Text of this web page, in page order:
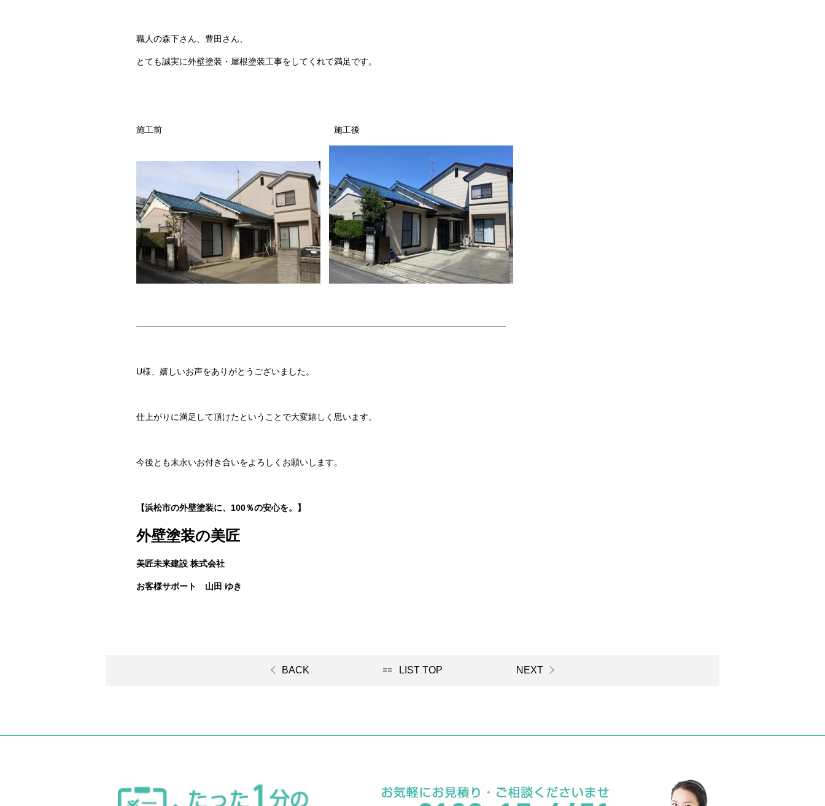
職人の森下さん、豊田さん、
とても誠実に外壁塗装・屋根塗装工事をしてくれて満足です。
施工前 施工後
———————————————————————————————————————————
U様、嬉しいお声をありがとうございました。
仕上がりに満足して頂けたということで大変嬉しく思います。
今後とも末永いお付き合いをよろしくお願いします。
【浜松市の外壁塗装に、100％の安心を。】
外壁塗装の美匠
美匠未来建設 株式会社
お客様サポート 山田 ゆき
BACK LIST TOP NEXT